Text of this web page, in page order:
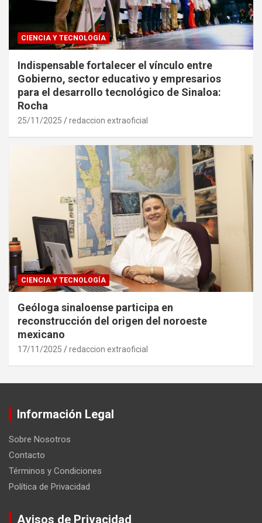
CIENCIA Y TECNOLOGÍA
Indispensable fortalecer el vínculo entre
Gobierno, sector educativo y empresarios
para el desarrollo tecnológico de Sinaloa:
Rocha
25/11/2025 redaccion extraoficial
CIENCIA Y TECNOLOGÍA
Geóloga sinaloense participa en
reconstrucción del origen del noroeste
mexicano
17/11/2025 redaccion extraoficial
Información Legal
Sobre Nosotros
Contacto
Términos y Condiciones
Política de Privacidad
Avisos de Privacidad